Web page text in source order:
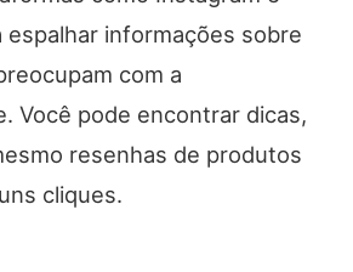
espalhar informações sobre
com a
Você pode encontrar dicas,
resenhas de produtos
cliques.